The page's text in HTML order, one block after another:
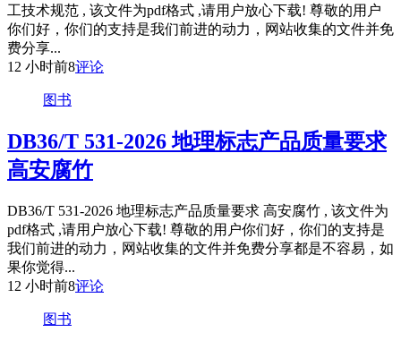
工技术规范 , 该文件为pdf格式 ,请用户放心下载! 尊敬的用户
你们好，你们的支持是我们前进的动力，网站收集的文件并免
费分享...
12 小时前8评论
图书
DB36/T 531-2026 地理标志产品质量要求
高安腐竹
DB36/T 531-2026 地理标志产品质量要求 高安腐竹 , 该文件为
pdf格式 ,请用户放心下载! 尊敬的用户你们好，你们的支持是
我们前进的动力，网站收集的文件并免费分享都是不容易，如
果你觉得...
12 小时前8评论
图书